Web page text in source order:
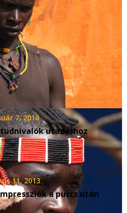
rengeteg tanulság, és
Itt a blogomban.
Posts
7, 2016
utazáshoz
11, 2013
a puccs után